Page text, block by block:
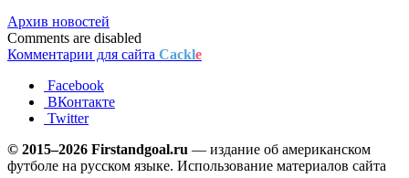
Архив новостей
Comments are disabled
Комментарии для сайта Cackle
Facebook
ВКонтакте
Twitter
© 2015–2026 Firstandgoal.ru — издание об американском
футболе на русском языке. Использование материалов cайта